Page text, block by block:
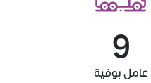
10
عامل بوفية